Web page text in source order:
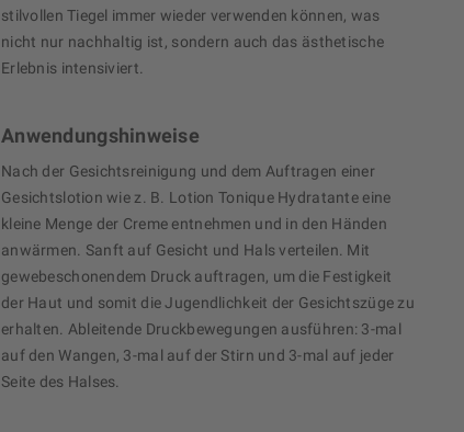
stilvollen Tiegel immer wieder verwenden können, was
nicht nur nachhaltig ist, sondern auch das ästhetische
Erlebnis intensiviert.
Anwendungshinweise
Nach der Gesichtsreinigung und dem Auftragen einer
Gesichtslotion wie z. B. Lotion Tonique Hydratante eine
kleine Menge der Creme entnehmen und in den Händen
anwärmen. Sanft auf Gesicht und Hals verteilen. Mit
gewebeschonendem Druck auftragen, um die Festigkeit
der Haut und somit die Jugendlichkeit der Gesichtszüge zu
erhalten. Ableitende Druckbewegungen ausführen: 3-mal
auf den Wangen, 3-mal auf der Stirn und 3-mal auf jeder
Seite des Halses.